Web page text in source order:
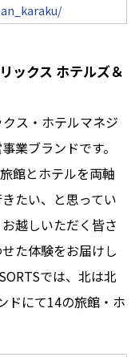
ックス ホテルズ＆
ス・ホテルマネジ
業ブランドです。
館とホテルを両軸
たい、と思ってい
越しいただく皆さ
た体験をお届けし
では、北は北
ドにて14の旅館・ホ